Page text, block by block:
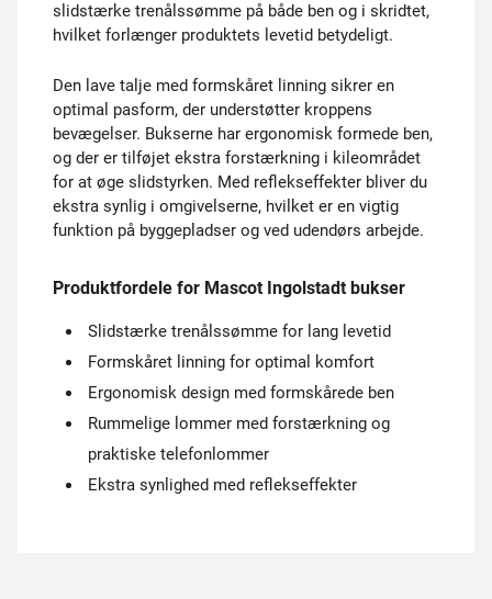
slidstærke trenålssømme på både ben og i skridtet,
hvilket forlænger produktets levetid betydeligt.
Den lave talje med formskåret linning sikrer en
optimal pasform, der understøtter kroppens
bevægelser. Bukserne har ergonomisk formede ben,
og der er tilføjet ekstra forstærkning i kileområdet
for at øge slidstyrken. Med reflekseffekter bliver du
ekstra synlig i omgivelserne, hvilket er en vigtig
funktion på byggepladser og ved udendørs arbejde.
Produktfordele for Mascot Ingolstadt bukser
Slidstærke trenålssømme for lang levetid
Formskåret linning for optimal komfort
Ergonomisk design med formskårede ben
Rummelige lommer med forstærkning og
praktiske telefonlommer
Ekstra synlighed med reflekseffekter